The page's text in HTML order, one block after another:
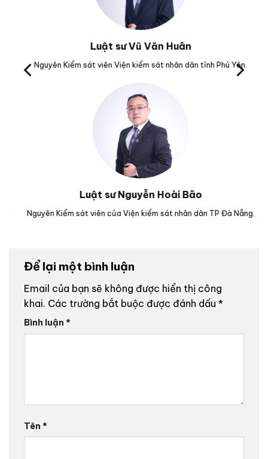
Luật sư Vũ Văn Huân
Nguyên Kiểm sát viên Viện kiểm sát nhân dân tỉnh Phú Yên.
Luật sư Nguyễn Hoài Bão
Nguyên Kiểm sát viên của Viện kiểm sát nhân dân TP Đà Nẵng.
Để lại một bình luận
Email của bạn sẽ không được hiển thị công
khai. Các trường bắt buộc được đánh dấu *
Bình luận *
Tên *